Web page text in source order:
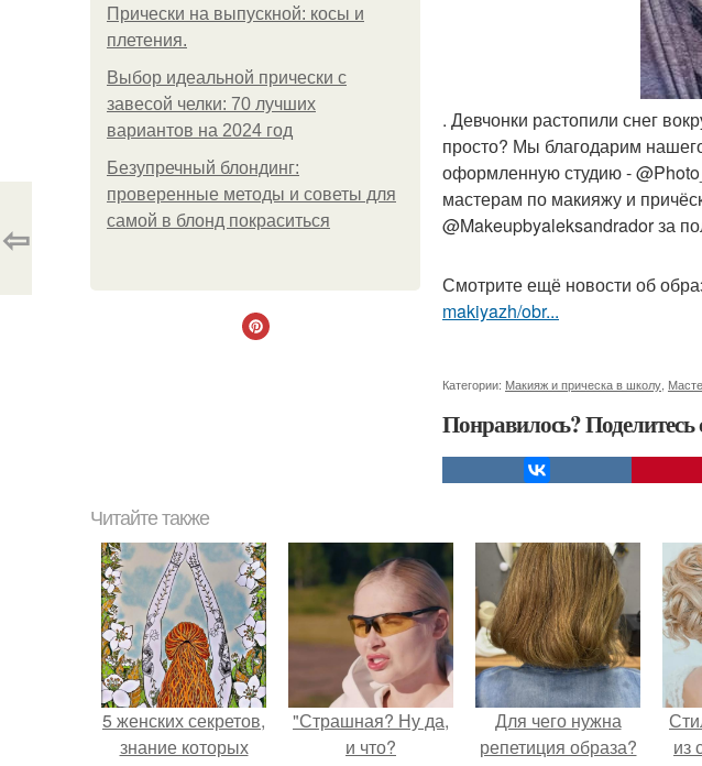
Прически на выпускной: косы и
плетения.
Выбор идеальной прически с
завесой челки: 70 лучших
вариантов на 2024 год
Безупречный блондинг:
проверенные методы и советы для
самой в блонд покраситься
. Девчонки растопили снег
просто? Мы благодарим
оформленную студию -
мастерам по макияжу и
@Makeupbyaleksandrador за
Смотрите ещё новости об
makiyazh/obr...
Категории: Макияж и прическа в школу
Понравилось? Поделитесь
⇦
Читайте также
5 женских секретов,
знание которых
"Страшная? Ну да,
и что?
Для чего нужна
репетиция образа?
из